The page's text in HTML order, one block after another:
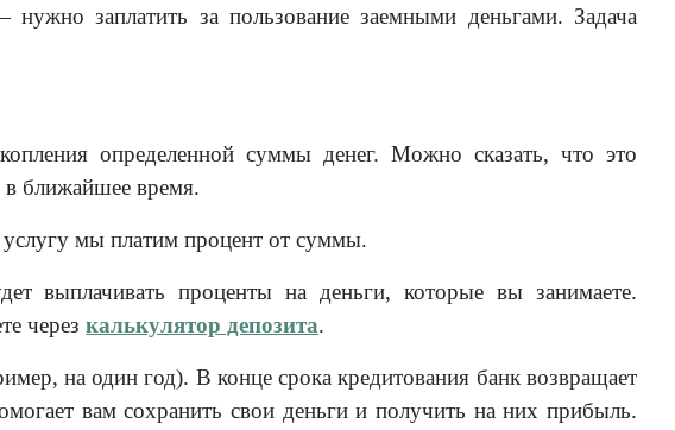
заплатить за пользование заемными деньгами. Задача
определенной суммы денег. Можно сказать, что это
ближайшее время.
услугу мы платим процент от суммы.
выплачивать проценты на деньги, которые вы занимаете.
черезкалькулятор депозита.
на один год). В конце срока кредитования банк возвращает
вам сохранить свои деньги и получить на них прибыль.